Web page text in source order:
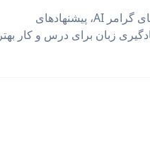
نوشتار خود را با ابزارهای گرامر AI، پیشنهادهای
زبان برای درس و کار بهتر